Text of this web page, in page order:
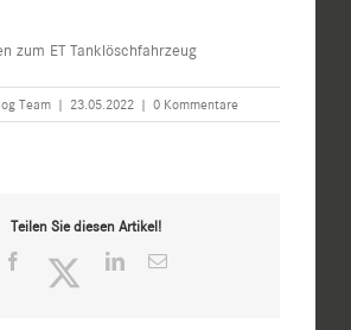
zum ET Tanklöschfahrzeug
Team | 23.05.2022 | 0 Kommentare
Teilen Sie diesen Artikel!
Facebook TwitterLinkedIn
E-